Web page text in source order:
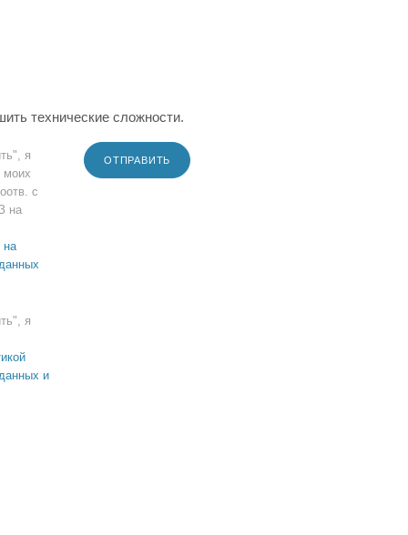
технические сложности.
я
моих
с
на
на
я
и
ОТПРАВИТЬ